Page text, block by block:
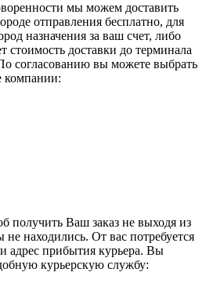
мы можем доставить
отправления бесплатно, для
назначения за ваш счет, либо
доставки до терминала
согласованию вы можете выбрать
компании:
получить Ваш заказ не выходя из
находились. От вас потребуется
и адрес прибытия курьера. Вы
курьерскую службу: